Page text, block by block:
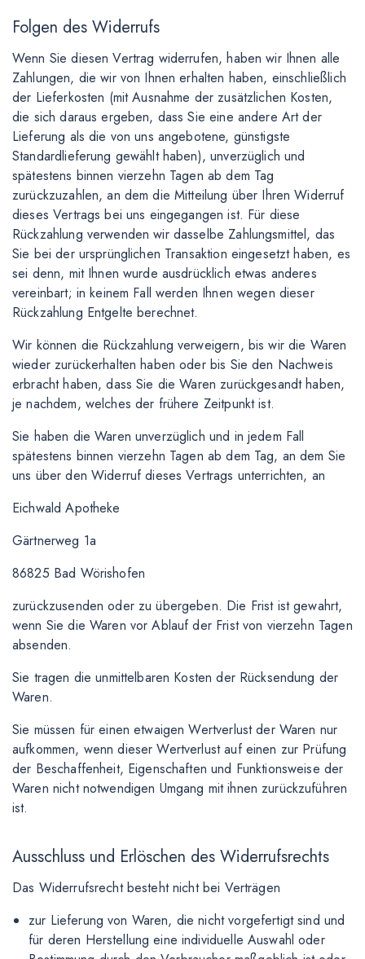
Folgen des Widerrufs
Wenn Sie diesen Vertrag widerrufen, haben wir Ihnen alle
Zahlungen, die wir von Ihnen erhalten haben, einschließlich
der Lieferkosten (mit Ausnahme der zusätzlichen Kosten,
die sich daraus ergeben, dass Sie eine andere Art der
Lieferung als die von uns angebotene, günstigste
Standardlieferung gewählt haben), unverzüglich und
spätestens binnen vierzehn Tagen ab dem Tag
zurückzuzahlen, an dem die Mitteilung über Ihren Widerruf
dieses Vertrags bei uns eingegangen ist. Für diese
Rückzahlung verwenden wir dasselbe Zahlungsmittel, das
Sie bei der ursprünglichen Transaktion eingesetzt haben, es
sei denn, mit Ihnen wurde ausdrücklich etwas anderes
vereinbart; in keinem Fall werden Ihnen wegen dieser
Rückzahlung Entgelte berechnet.
Wir können die Rückzahlung verweigern, bis wir die Waren
wieder zurückerhalten haben oder bis Sie den Nachweis
erbracht haben, dass Sie die Waren zurückgesandt haben,
je nachdem, welches der frühere Zeitpunkt ist.
Sie haben die Waren unverzüglich und in jedem Fall
spätestens binnen vierzehn Tagen ab dem Tag, an dem Sie
uns über den Widerruf dieses Vertrags unterrichten, an
Eichwald Apotheke
Gärtnerweg 1a
86825 Bad Wörishofen
zurückzusenden oder zu übergeben. Die Frist ist gewahrt,
wenn Sie die Waren vor Ablauf der Frist von vierzehn Tagen
absenden.
Sie tragen die unmittelbaren Kosten der Rücksendung der
Waren.
Sie müssen für einen etwaigen Wertverlust der Waren nur
aufkommen, wenn dieser Wertverlust auf einen zur Prüfung
der Beschaffenheit, Eigenschaften und Funktionsweise der
Waren nicht notwendigen Umgang mit ihnen zurückzuführen
ist.
Ausschluss und Erlöschen des Widerrufsrechts
Das Widerrufsrecht besteht nicht bei Verträgen
zur Lieferung von Waren, die nicht vorgefertigt sind und
für deren Herstellung eine individuelle Auswahl oder